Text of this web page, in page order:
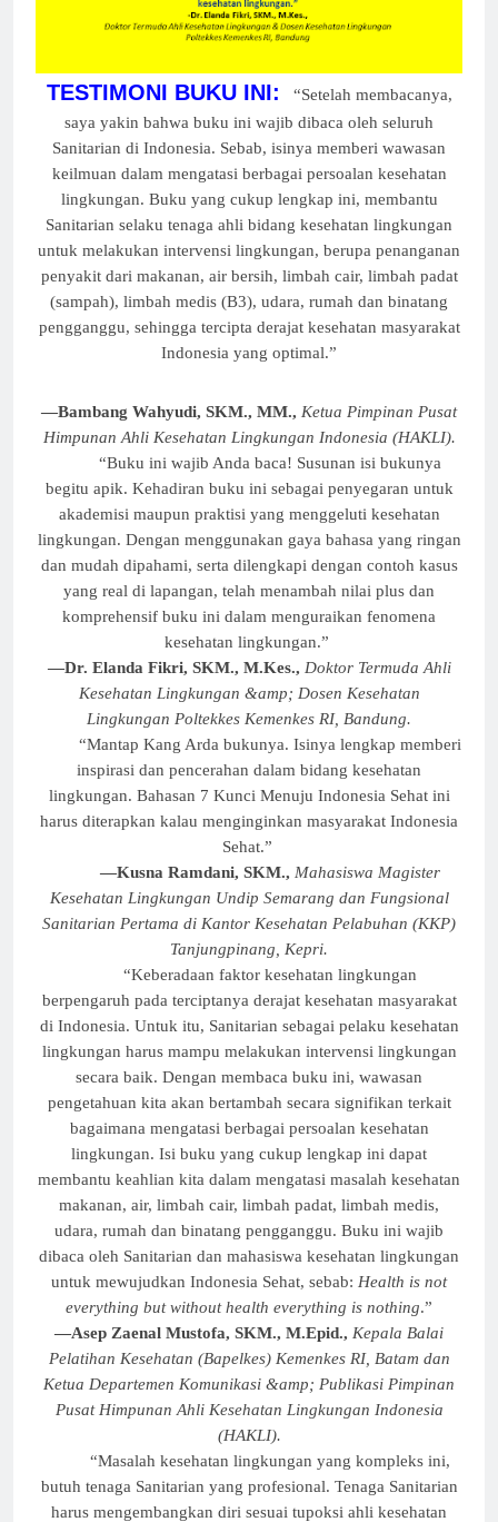
TESTIMONI BUKU INI:
“Setelah membacanya,
saya yakin bahwa buku ini wajib dibaca oleh seluruh
Sanitarian di Indonesia. Sebab, isinya memberi wawasan
keilmuan dalam mengatasi berbagai persoalan kesehatan
lingkungan. Buku yang cukup lengkap ini, membantu
Sanitarian selaku tenaga ahli bidang kesehatan lingkungan
untuk melakukan intervensi lingkungan, berupa penanganan
penyakit dari makanan, air bersih, limbah cair, limbah padat
(sampah), limbah medis (B3), udara, rumah dan binatang
pengganggu, sehingga tercipta derajat kesehatan masyarakat
Indonesia yang optimal.”
—Bambang Wahyudi, SKM., MM., Ketua Pimpinan Pusat
Himpunan Ahli Kesehatan Lingkungan Indonesia (HAKLI).
“Buku ini wajib Anda baca! Susunan isi bukunya
begitu apik. Kehadiran buku ini sebagai penyegaran untuk
akademisi maupun praktisi yang menggeluti kesehatan
lingkungan. Dengan menggunakan gaya bahasa yang ringan
dan mudah dipahami, serta dilengkapi dengan contoh kasus
yang real di lapangan, telah menambah nilai plus dan
komprehensif buku ini dalam menguraikan fenomena
kesehatan lingkungan.”
—Dr. Elanda Fikri, SKM., M.Kes., Doktor Termuda Ahli
Kesehatan Lingkungan &amp; Dosen Kesehatan
Lingkungan Poltekkes Kemenkes RI, Bandung.
“Mantap Kang Arda bukunya. Isinya lengkap memberi
inspirasi dan pencerahan dalam bidang kesehatan
lingkungan. Bahasan 7 Kunci Menuju Indonesia Sehat ini
harus diterapkan kalau menginginkan masyarakat Indonesia
Sehat.”
—Kusna Ramdani, SKM., Mahasiswa Magister
Kesehatan Lingkungan Undip Semarang dan Fungsional
Sanitarian Pertama di Kantor Kesehatan Pelabuhan (KKP)
Tanjungpinang, Kepri.
“Keberadaan faktor kesehatan lingkungan
berpengaruh pada terciptanya derajat kesehatan masyarakat
di Indonesia. Untuk itu, Sanitarian sebagai pelaku kesehatan
lingkungan harus mampu melakukan intervensi lingkungan
secara baik. Dengan membaca buku ini, wawasan
pengetahuan kita akan bertambah secara signifikan terkait
bagaimana mengatasi berbagai persoalan kesehatan
lingkungan. Isi buku yang cukup lengkap ini dapat
membantu keahlian kita dalam mengatasi masalah kesehatan
makanan, air, limbah cair, limbah padat, limbah medis,
udara, rumah dan binatang pengganggu. Buku ini wajib
dibaca oleh Sanitarian dan mahasiswa kesehatan lingkungan
untuk mewujudkan Indonesia Sehat, sebab: Health is not
everything but without health everything is nothing.”
—Asep Zaenal Mustofa, SKM., M.Epid., Kepala Balai
Pelatihan Kesehatan (Bapelkes) Kemenkes RI, Batam dan
Ketua Departemen Komunikasi &amp; Publikasi Pimpinan
Pusat Himpunan Ahli Kesehatan Lingkungan Indonesia
(HAKLI).
“Masalah kesehatan lingkungan yang kompleks ini,
butuh tenaga Sanitarian yang profesional. Tenaga Sanitarian
harus mengembangkan diri sesuai tupoksi ahli kesehatan